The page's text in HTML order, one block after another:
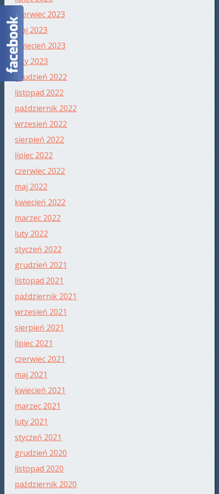
czerwiec 2023
maj 2023
kwiecień 2023
luty 2023
grudzień 2022
listopad 2022
październik 2022
wrzesień 2022
sierpień 2022
lipiec 2022
czerwiec 2022
maj 2022
kwiecień 2022
marzec 2022
luty 2022
styczeń 2022
grudzień 2021
listopad 2021
październik 2021
wrzesień 2021
sierpień 2021
lipiec 2021
czerwiec 2021
maj 2021
kwiecień 2021
marzec 2021
luty 2021
styczeń 2021
grudzień 2020
listopad 2020
październik 2020